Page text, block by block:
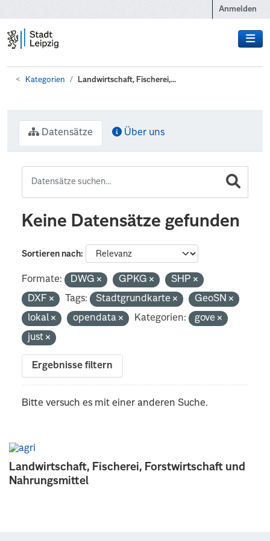
Anmelden
Kategorien Landwirtschaft, Fischerei,...
Landwirtschaft, Fischerei, Forstwirtschaft und
Nahrungsmittel
Datensätze Über uns
Keine Datensätze gefunden
Sortieren nach
Formate: DWG GPKG
SHP
DXF
Tags: Stadtgrundkarte
GeoSN
lokal
opendata Kategorien:
gove
just
Ergebnisse filtern
Bitte versuch es mit einer anderen Suche.